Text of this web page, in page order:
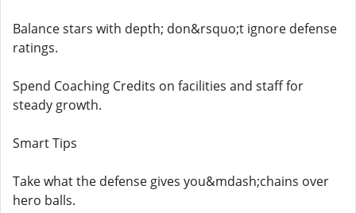
Balance stars with depth; don&rsquo;t ignore defense
ratings.
Spend Coaching Credits on facilities and staff for
steady growth.
Smart Tips
Take what the defense gives you&mdash;chains over
hero balls.